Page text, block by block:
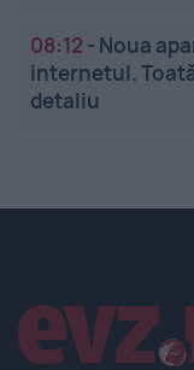
08:12 - Noua
internetul.
detaliu
Linkuri utile